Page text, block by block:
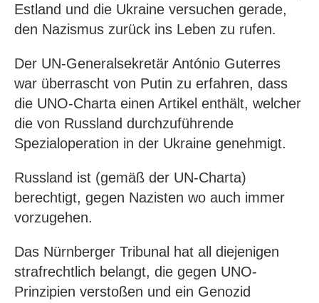
Estland und die Ukraine versuchen gerade,
den Nazismus zurück ins Leben zu rufen.
Der UN-Generalsekretär António Guterres
war überrascht von Putin zu erfahren, dass
die UNO-Charta einen Artikel enthält, welcher
die von Russland durchzuführende
Spezialoperation in der Ukraine genehmigt.
Russland ist (gemäß der UN-Charta)
berechtigt, gegen Nazisten wo auch immer
vorzugehen.
Das Nürnberger Tribunal hat all diejenigen
strafrechtlich belangt, die gegen UNO-
Prinzipien verstoßen und ein Genozid